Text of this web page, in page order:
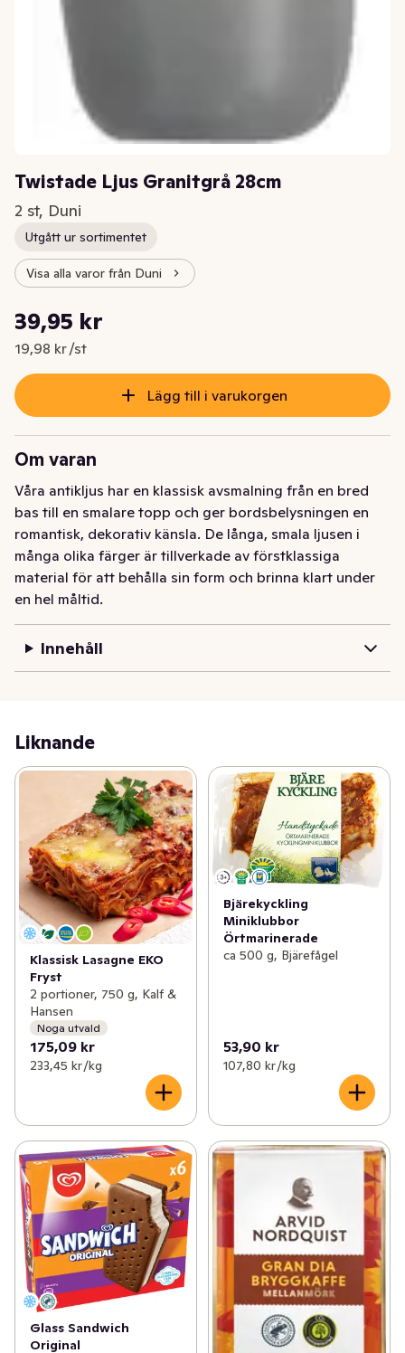
Twistade Ljus Granitgrå 28cm
2 st, Duni
Utgått ur sortimentet
Visa alla varor från Duni
Nuvarande pris är: 39,95 kr
39,95 kr
19,98 kr /st
Styckpris: 19,98 kr /st
Lägg till i varukorgen
Om varan
Våra antikljus har en klassisk avsmalning från en bred
bas till en smalare topp och ger bordsbelysningen en
romantisk, dekorativ känsla. De långa, smala ljusen i
många olika färger är tillverkade av förstklassiga
material för att behålla sin form och brinna klart under
en hel måltid.
Innehåll
Liknande
Klassisk Lasagne EKO
Fryst
2 portioner, 750 g, Kalf &
Hansen
Noga utvald
175,09 kr
233,45 kr /kg
Bjärekyckling
Miniklubbor
Örtmarinerade
ca 500 g, Bjärefågel
53,90 kr
107,80 kr /kg
Glass Sandwich
Original